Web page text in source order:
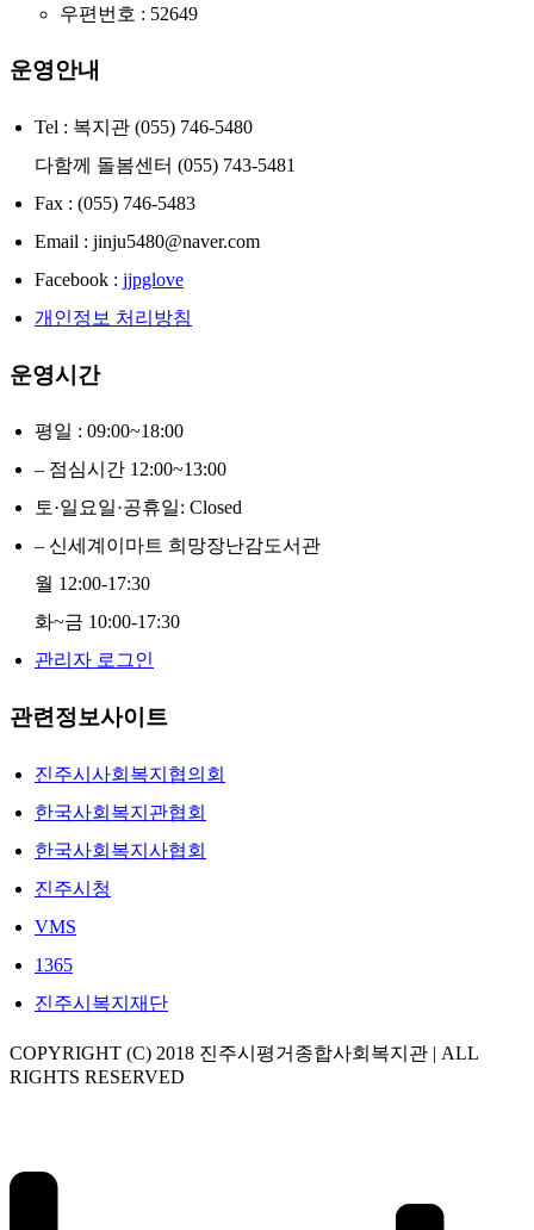
우편번호 : 52649
운영안내
Tel : 복지관 (055) 746-5480
다함께 돌봄센터 (055) 743-5481
Fax : (055) 746-5483
Email : jinju5480@naver.com
Facebook : jjpglove
개인정보 처리방침
운영시간
평일 : 09:00~18:00
– 점심시간 12:00~13:00
토·일요일·공휴일: Closed
– 신세계이마트 희망장난감도서관
월 12:00-17:30
화~금 10:00-17:30
관리자 로그인
관련정보사이트
진주시사회복지협의회
한국사회복지관협회
한국사회복지사협회
진주시청
VMS
1365
진주시복지재단
COPYRIGHT (C) 2018 진주시평거종합사회복지관 | ALL
RIGHTS RESERVED